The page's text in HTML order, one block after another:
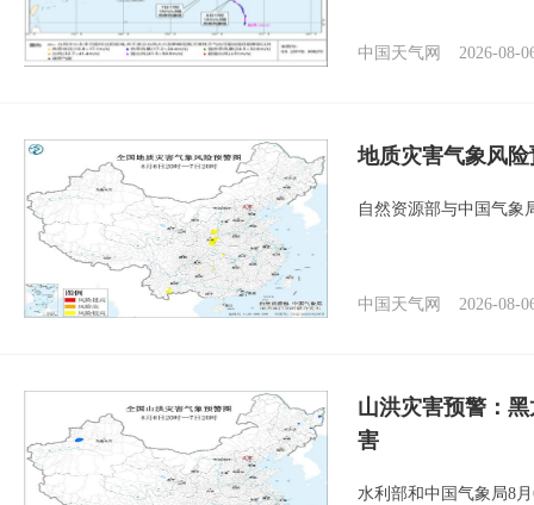
中国天气网 2026-08-
地质灾害气象风
自然资源部与中国气象
中国天气网 2026-08-
山洪灾害预警：
害
水利部和中国气象局8